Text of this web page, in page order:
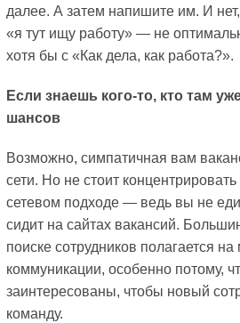
далее. А затем напишите им. И
«я тут ищу работу» — не
хотя бы с «Как дела, как работа?».
Если знаешь кого-то, кто там
шансов
Возможно, симпатичная вам
сети. Но не стоит
сетевом подходе — ведь вы не
сидит на сайтах вакансий.
поиске сотрудников полагается
коммуникации, особенно потому,
заинтересованы, чтобы новый
команду.